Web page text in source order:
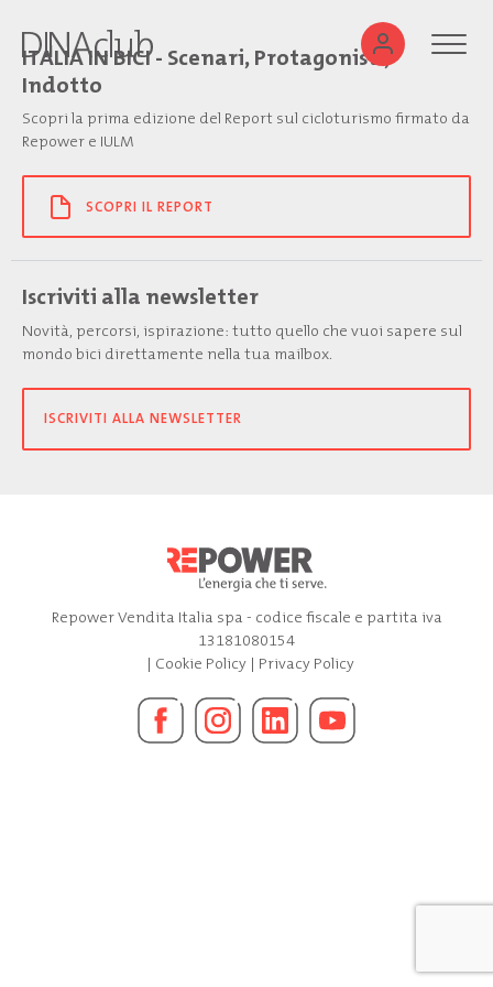
ITALIA IN BICI - Scenari, Protagonisti,
Indotto
Scopri la prima edizione del Report sul cicloturismo firmato da
Repower e IULM
SCOPRI IL REPORT
Iscriviti alla newsletter
Novità, percorsi, ispirazione: tutto quello che vuoi sapere sul
mondo bici direttamente nella tua mailbox.
ISCRIVITI ALLA NEWSLETTER
Repower Vendita Italia spa - codice fiscale e partita iva
13181080154
| Cookie Policy| Privacy Policy